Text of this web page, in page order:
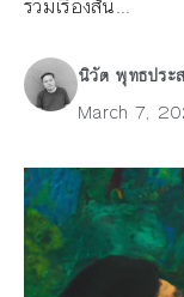
นิวัต พุทธประ
March 7,